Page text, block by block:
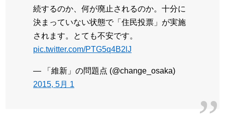
続するのか、何が廃止されるのか。十分に
決まっていない状態で「住民投票」が実施
されます。とても不安です。
pic.twitter.com/PTG5q4B2lJ
— 「維新」の問題点 (@change_osaka)
2015, 5月 1